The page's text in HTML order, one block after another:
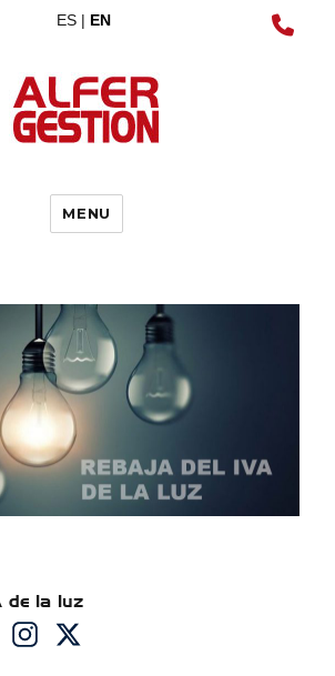
ES | EN
MENU
de la luz